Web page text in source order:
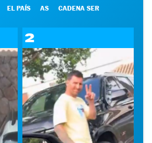
EL PAÍS AS CADENA SER
2